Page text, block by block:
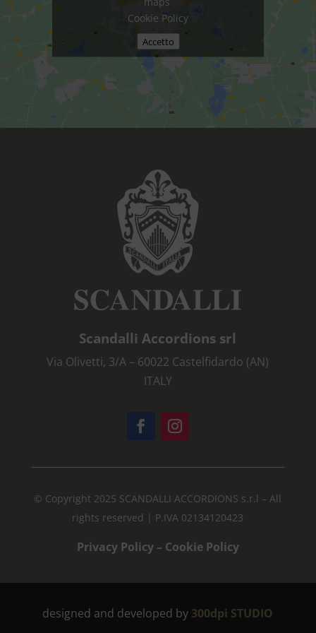
Cookie Policy
Accetto
Scandalli Accordions srl
Via Olivetti, 3/A – 60022 Castelfidardo (AN)
ITALY
© Copyright 2025 SCANDALLI ACCORDIONS s.r.l – All
rights reserved | P.IVA 02134120423
Privacy Policy– Cookie Policy
designed and developed by 300dpi STUDIO